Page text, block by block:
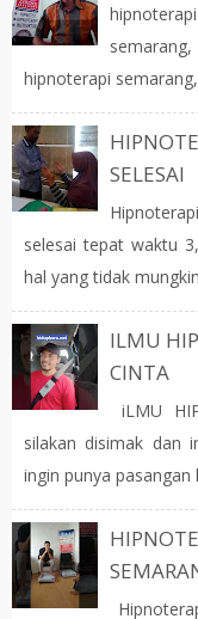
hipnoterapi
SELESAI
selesai tepat waktu
hal yang tidak
ILMU
CINTA
iLMU
silakan disimak dan
ingin punya pasangan